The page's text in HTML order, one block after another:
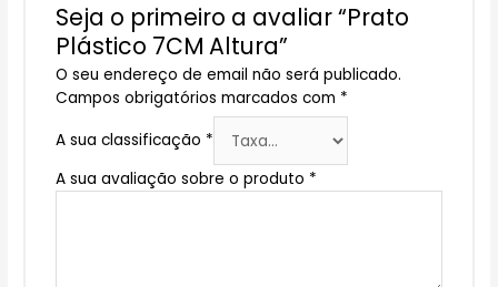
Seja o primeiro a avaliar “Prato
Plástico 7CM Altura”
O seu endereço de email não será publicado.
Campos obrigatórios marcados com *
A sua classificação *
A sua avaliação sobre o produto *